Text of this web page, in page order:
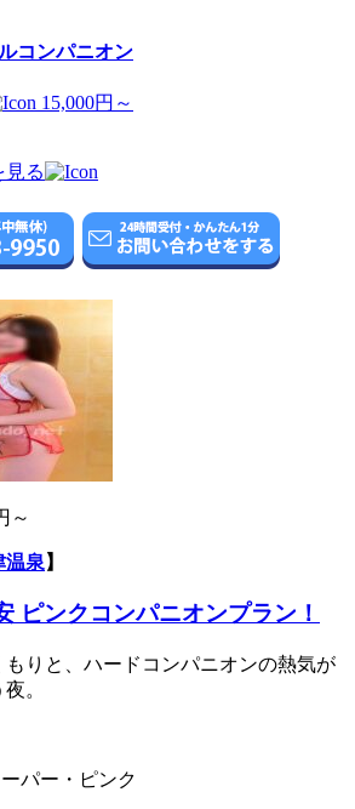
コンパニオン
15,000円～
見る
～
温泉 】
ピンクコンパニオンプラン！
りと、ハードコンパニオンの熱気が
。
パー・ピンク